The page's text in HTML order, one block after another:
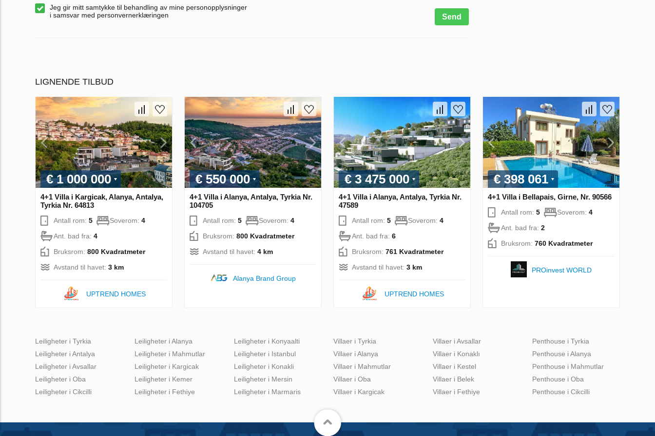
Jeg gir mitt samtykke til behandling av mine personopplysninger
i samsvar med personvernerklæringen
Send
LIGNENDE TILBUD
€ 1 000 000
4+1 Villa i Kargicak, Alanya, Antalya,
Tyrkia Nr. 64813
Antall rom: 5 Soverom: 4
Ant. bad fra: 4
Bruksrom: 800 Kvadratmeter
Avstand til havet: 3 km
UPTREND HOMES
€ 550 000
4+1 Villa i Alanya, Antalya, Tyrkia Nr.
104705
Antall rom: 5 Soverom: 4
Bruksrom: 800 Kvadratmeter
Avstand til havet: 4 km
Alanya Brand Group
€ 3 475 000
4+1 Villa i Alanya, Antalya, Tyrkia Nr.
47589
Antall rom: 5 Soverom: 4
Ant. bad fra: 6
Bruksrom: 761 Kvadratmeter
Avstand til havet: 3 km
UPTREND HOMES
€ 398 061
4+1 Villa i Bellapais, Girne, Nr. 90566
Antall rom: 5 Soverom: 4
Ant. bad fra: 2
Bruksrom: 760 Kvadratmeter
PROinvest WORLD
Leiligheter i Tyrkia
Leiligheter i Antalya
Leiligheter i Avsallar
Leiligheter i Oba
Leiligheter i Cikcilli
Leiligheter i Alanya
Leiligheter i Mahmutlar
Leiligheter i Kargicak
Leiligheter i Kemer
Leiligheter i Fethiye
Leiligheter i Konyaalti
Leiligheter i Istanbul
Leiligheter i Konakli
Leiligheter i Mersin
Leiligheter i Marmaris
Villaer i Tyrkia
Villaer i Alanya
Villaer i Mahmutlar
Villaer i Oba
Villaer i Kargicak
Villaer i Avsallar
Villaer i Konaklı
Villaer i Kestel
Villaer i Belek
Villaer i Fethiye
Penthouse i Tyrkia
Penthouse i Alanya
Penthouse i Mahmutlar
Penthouse i Oba
Penthouse i Cikcilli